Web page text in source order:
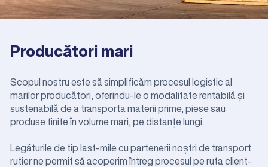
Producători mari
Scopul nostru este să simplificăm procesul logistic al
marilor producători, oferindu-le o modalitate rentabilă și
sustenabilă de a transporta materii prime, piese sau
produse finite în volume mari, pe distanțe lungi.
Legăturile de tip last-mile cu partenerii noștri de transport
rutier ne permit să acoperim întreg procesul pe ruta client-